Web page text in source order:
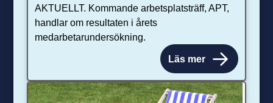
AKTUELLT. Kommande arbetsplatsträff, APT,
handlar om resultaten i årets
medarbetarundersökning.
Läs mer